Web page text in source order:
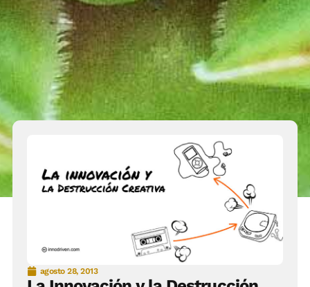
agosto 28, 2013